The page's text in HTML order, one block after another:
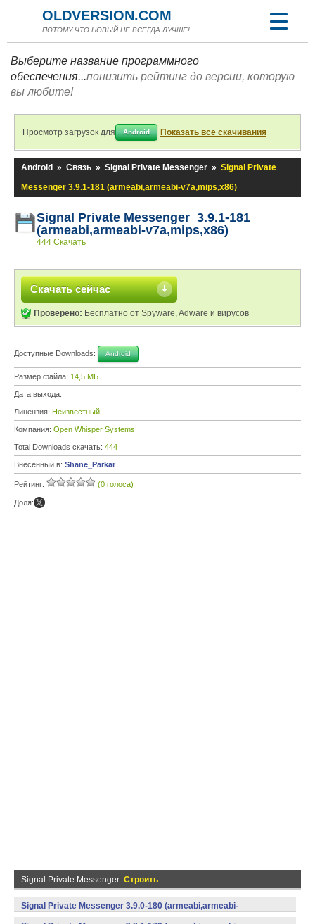
OLDVERSION.COM
ПОТОМУ ЧТО НОВЫЙ НЕ ВСЕГДА ЛУЧШЕ!
Выберите название программного
обеспечения...понизить рейтинг до версии, которую
вы любите!
Просмотр загрузок для Android Показать все скачивания
Android » Связь » Signal Private Messenger » Signal Private
Messenger 3.9.1-181 (armeabi,armeabi-v7a,mips,x86)
Signal Private Messenger 3.9.1-181
(armeabi,armeabi-v7a,mips,x86)
444 Скачать
Скачать сейчас
Проверено: Бесплатно от Spyware, Adware и вирусов
Доступные Downloads: Android
Размер файла: 14,5 МБ
Дата выхода:
Лицензия: Неизвестный
Компания: Open Whisper Systems
Total Downloads скачать: 444
Внесенный в: Shane_Parkar
Рейтинг: (0 голоса)
Доля:
Signal Private Messenger Строить
Signal Private Messenger 3.9.0-180 (armeabi,armeabi-
v7a,mips,x86) (Android)